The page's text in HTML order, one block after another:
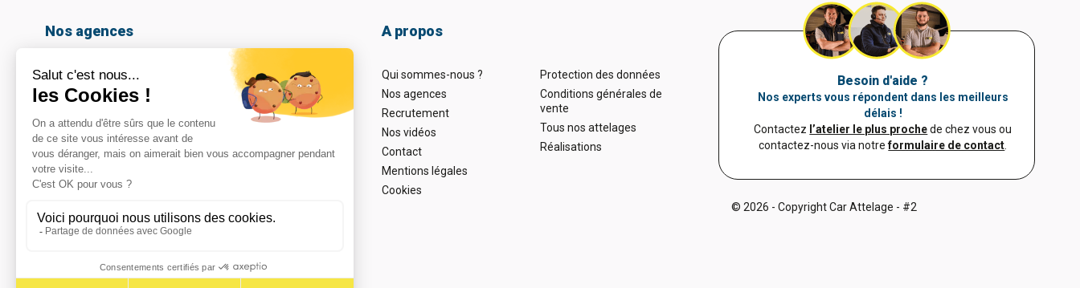
Nos agences
Amiens
Armentières
Arras
Beauvais
Boulogne-sur-mer
Calais
Cambrai
Coignières
Le Havre
Lomme
Noeux les mines
Noyelles-Godault
A propos
Qui sommes-nous ?
Nos agences
Recrutement
Nos vidéos
Contact
Mentions légales
Cookies
Protection des données
Conditions générales de
vente
Tous nos attelages
Réalisations
Besoin d'aide ?
Nos experts vous répondent dans les meilleurs
délais !
Contactez l’atelier le plus prochede chez vous ou
contactez-nous via notreformulaire de contact.
© 2026 - Copyright Car Attelage - #2